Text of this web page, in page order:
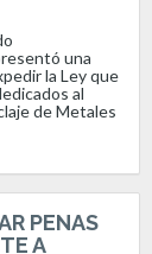
una
la Ley que
al
de Metales
PENAS
A